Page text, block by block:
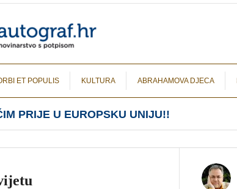
ET POPULIS KULTURA ABRAHAMOVA DJECA
PRIJE U EUROPSKU UNIJU!!